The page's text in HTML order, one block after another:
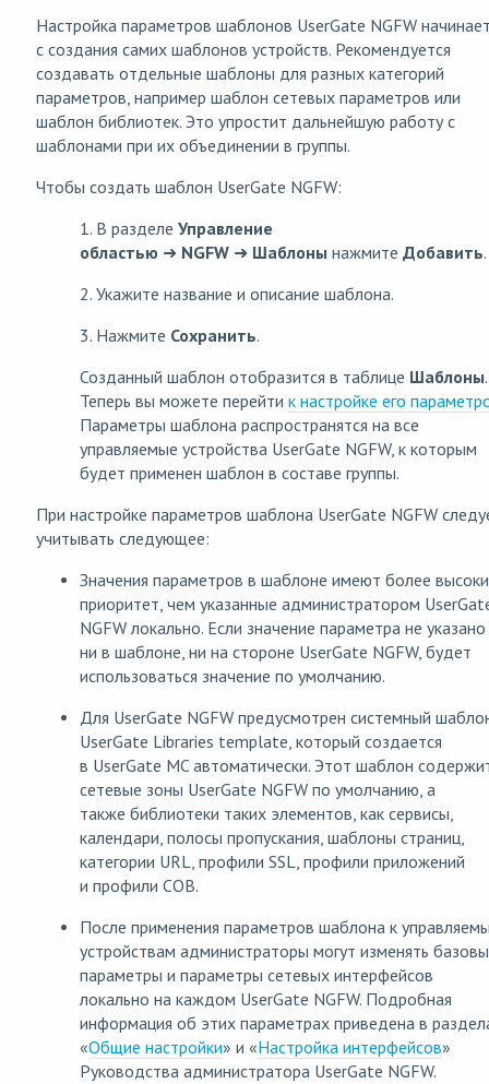
Настройка параметров шаблонов UserGate NGFW
с создания самих шаблонов устройств. Рекомендуется
создавать отдельные шаблоны для разных категорий
параметров, например шаблон сетевых параметров или
шаблон библиотек. Это упростит дальнейшую работу с
шаблонами при их объединении в группы.
Чтобы создать шаблон UserGate NGFW:
1. В разделе Управление
областью ➜ NGFW ➜ Шаблоны нажмите Добавить.
2. Укажите название и описание шаблона.
3. Нажмите Сохранить.
Созданный шаблон отобразится в таблице Шаблоны.
Теперь вы можете перейти к настройке его
Параметры шаблона распространятся на все
управляемые устройства UserGate NGFW, к которым
будет применен шаблон в составе группы.
При настройке параметров шаблона UserGate NGFW
учитывать следующее:
Значения параметров в шаблоне имеют более
приоритет, чем указанные администратором
NGFW локально. Если значение параметра не указано
ни в шаблоне, ни на стороне UserGate NGFW, будет
использоваться значение по умолчанию.
Для UserGate NGFW предусмотрен системный
UserGate Libraries template, который создается
в UserGate MC автоматически. Этот шаблон
сетевые зоны UserGate NGFW по умолчанию, а
также библиотеки таких элементов, как сервисы,
календари, полосы пропускания, шаблоны страниц,
категории URL, профили SSL, профили приложений
и профили СОВ.
После применения параметров шаблона к
устройствам администраторы могут изменять
параметры и параметры сетевых интерфейсов
локально на каждом UserGate NGFW. Подробная
информация об этих параметрах приведена в
«Общие настройки» и «Настройка интерфейсов»
Руководства администратора UserGate NGFW.